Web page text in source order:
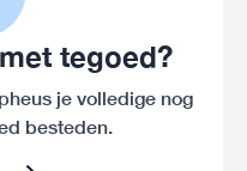
tegoed?
je volledige nog
besteden.